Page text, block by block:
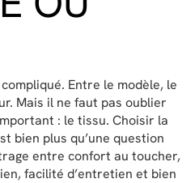
Entre le modèle, le
Mais il ne faut pas oublier
: le tissu. Choisir la
bien plus qu’une question
entre confort au toucher,
facilité d’entretien et bien